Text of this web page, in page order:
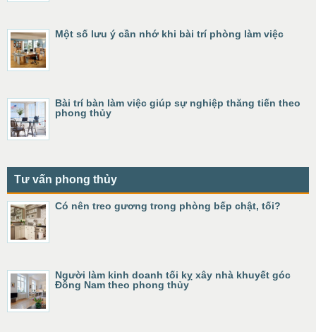
Một số lưu ý cần nhớ khi bài trí phòng làm việc
Bài trí bàn làm việc giúp sự nghiệp thăng tiến theo
phong thủy
Tư vấn phong thủy
Có nên treo gương trong phòng bếp chật, tối?
Người làm kinh doanh tối kỵ xây nhà khuyết góc
Đông Nam theo phong thủy